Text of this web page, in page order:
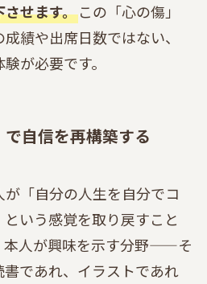
せます。この「心の傷」
績や出席日数ではない、
が必要です。
で自信を再構築する
「自分の人生を自分でコ
いう感覚を取り戻すこと
本人が興味を示す分野——そ
であれ、イラストであれ